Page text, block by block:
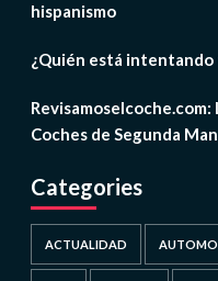
hispanismo
¿Quién está intentando
Revisamoselcoche.com:
Coches de Segunda
Categories
ACTUALIDAD